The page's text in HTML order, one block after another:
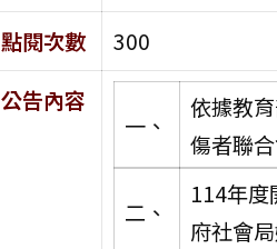
點閱次數
300
公告內容
一、
依據教
傷者聯
二、
114年
府社會